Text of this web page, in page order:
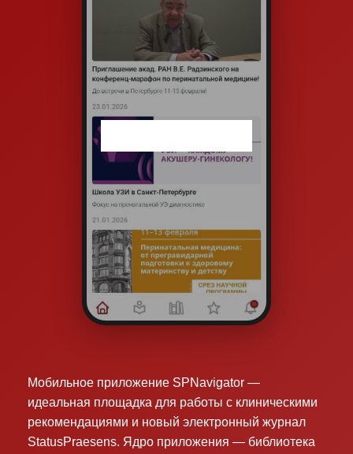
Мобильное приложение SPNavigator —
идеальная площадка для работы с клиническими
рекомендациями и новый электронный журнал
StatusPraesens. Ядро приложения — библиотека